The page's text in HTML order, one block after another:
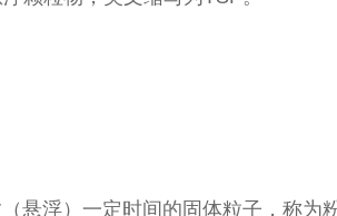
悬浮）一定时间的固体粒子，称